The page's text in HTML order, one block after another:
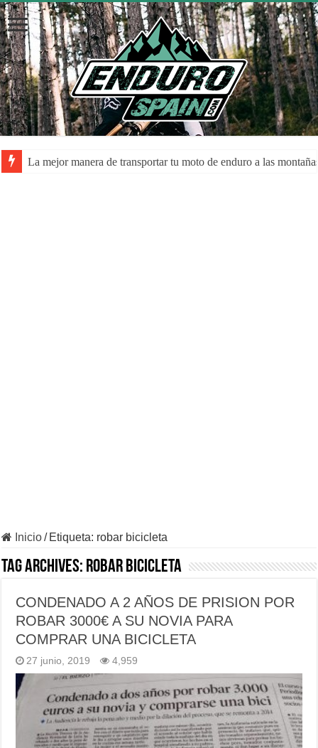
La mejor manera de transportar tu moto de enduro a las
Inicio/ Etiqueta: robar bicicleta
Tag Archives: robar bicicleta
CONDENADO A 2 AÑOS DE PRISION POR
ROBAR 3000€ A SU NOVIA PARA
COMPRAR UNA BICICLETA
27 junio, 2019 4,959